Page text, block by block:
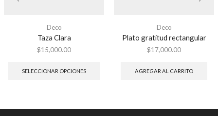
Deco
Taza Clara
$15,000.00
SELECCIONAR OPCIONES
Deco
Plato gratitud rectangular
$17,000.00
AGREGAR AL CARRITO